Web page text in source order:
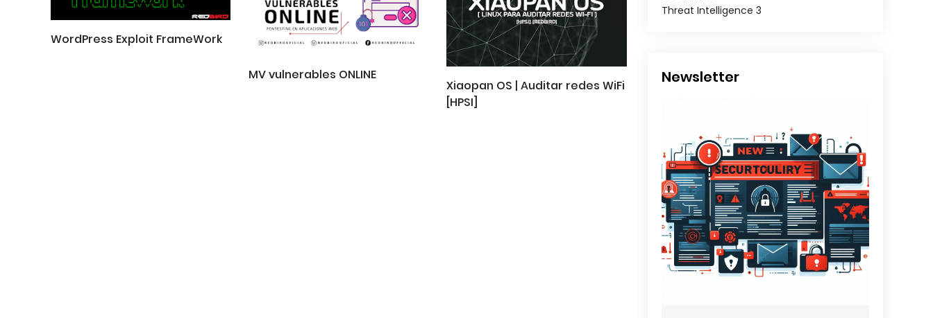
WordPress Exploit FrameWork
MV vulnerables ONLINE
Xiaopan OS | Auditar redes WiFi
[HPSI]
Threat Intelligence 3
Newsletter